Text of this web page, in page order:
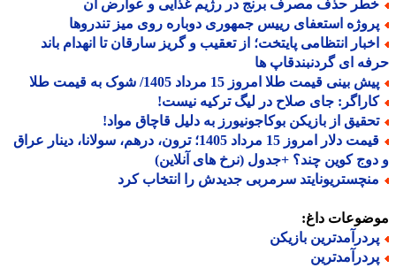
حذف مصرف برنج در رژیم غذایی و عوارض آن
استعفای رییس جمهوری دوباره روی میز تندروها
انتظامی پایتخت؛ از تعقیب و گریز سارقان تا انهدام باند
ای گردنبندقاپ ها
بینی قیمت طلا امروز 15 مرداد 1405/ شوک به قیمت طلا
جای صلاح در لیگ ترکیه نیست!
از بازیکن بوکاجونیورز به دلیل قاچاق مواد!
قیمت دلار امروز 15 مرداد 1405؛ ترون، درهم، سولانا، دینار عراق
کوین چند؟ +جدول (نرخ های آنلاین)
سرمربی جدیدش را انتخاب کرد
داغ:
بازیکن